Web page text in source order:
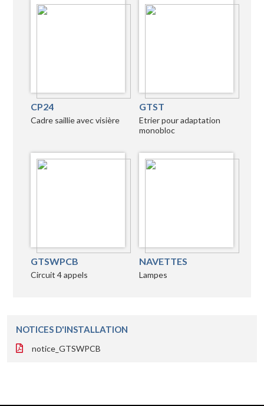
CP24
Cadre saillie avec visière
GTST
Etrier pour adaptation
monobloc
GTSWPCB
Circuit 4 appels
NAVETTES
Lampes
NOTICES D'INSTALLATION
notice_GTSWPCB